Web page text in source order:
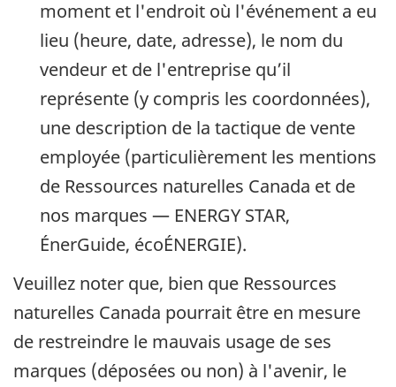
moment et l'endroit où l'événement a eu
lieu (heure, date, adresse), le nom du
vendeur et de l'entreprise qu’il
représente (y compris les coordonnées),
une description de la tactique de vente
employée (particulièrement les mentions
de Ressources naturelles Canada et de
nos marques — ENERGY STAR,
ÉnerGuide, écoÉNERGIE).
Veuillez noter que, bien que Ressources
naturelles Canada pourrait être en mesure
de restreindre le mauvais usage de ses
marques (déposées ou non) à l'avenir, le